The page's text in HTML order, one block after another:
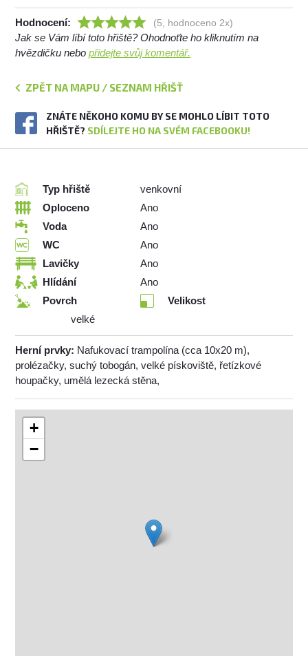
Hodnocení: (5, hodnoceno 2x)
Jak se Vám líbí toto hřiště? Ohodnoťte ho kliknutím na
hvězdičku nebopřidejte svůj komentář.
ZPĚT NA MAPU / SEZNAM HŘIŠŤ
ZNÁTE NĚKOHO KOMU BY SE MOHLO LÍBIT TOTO
HŘIŠTĚ? SDÍLEJTE HO NA SVÉM FACEBOOKU!
Typ hřiště
venkovní
Oploceno
Ano
Voda
Ano
WC
Ano
Lavičky
Ano
Hlídání
Ano
Povrch
Velikost
velké
Herní prvky: Nafukovací trampolína (cca 10x20 m),
prolézačky, suchý tobogán, velké pískoviště, řetízkové
houpačky, umělá lezecká stěna,
+
−